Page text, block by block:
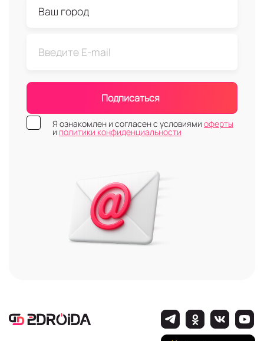
Подписаться
Я ознакомлен и согласен с условиями оферты
и политики конфиденциальности